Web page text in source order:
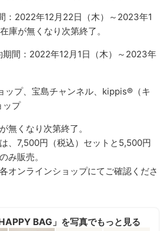
：2022年12月22日（木）～2023年1
庫が無くなり次第終了。
期間：2022年12月1日（木）～2023年
ップ、宝島チャンネル、kippis®（キ
ップ
無くなり次第終了。
、7,500円（税込）セットと5,500円
み販売。
オンラインショップにてご確認くださ
BAG」を写真でもっと見る